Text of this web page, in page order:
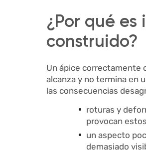
¿Por qué
construido?
Un ápice correctamente
alcanza y no termina en
las consecuencias
roturas y
provocan
un aspecto
demasiado